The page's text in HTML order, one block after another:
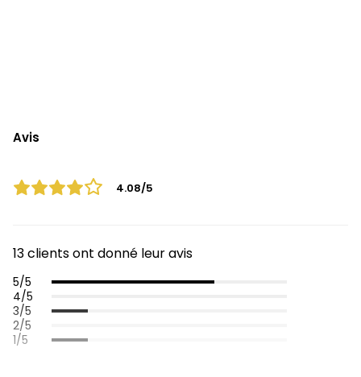
Avis
4.08/5
13 clients ont donné leur avis
5/5
4/5
3/5
2/5
1/5